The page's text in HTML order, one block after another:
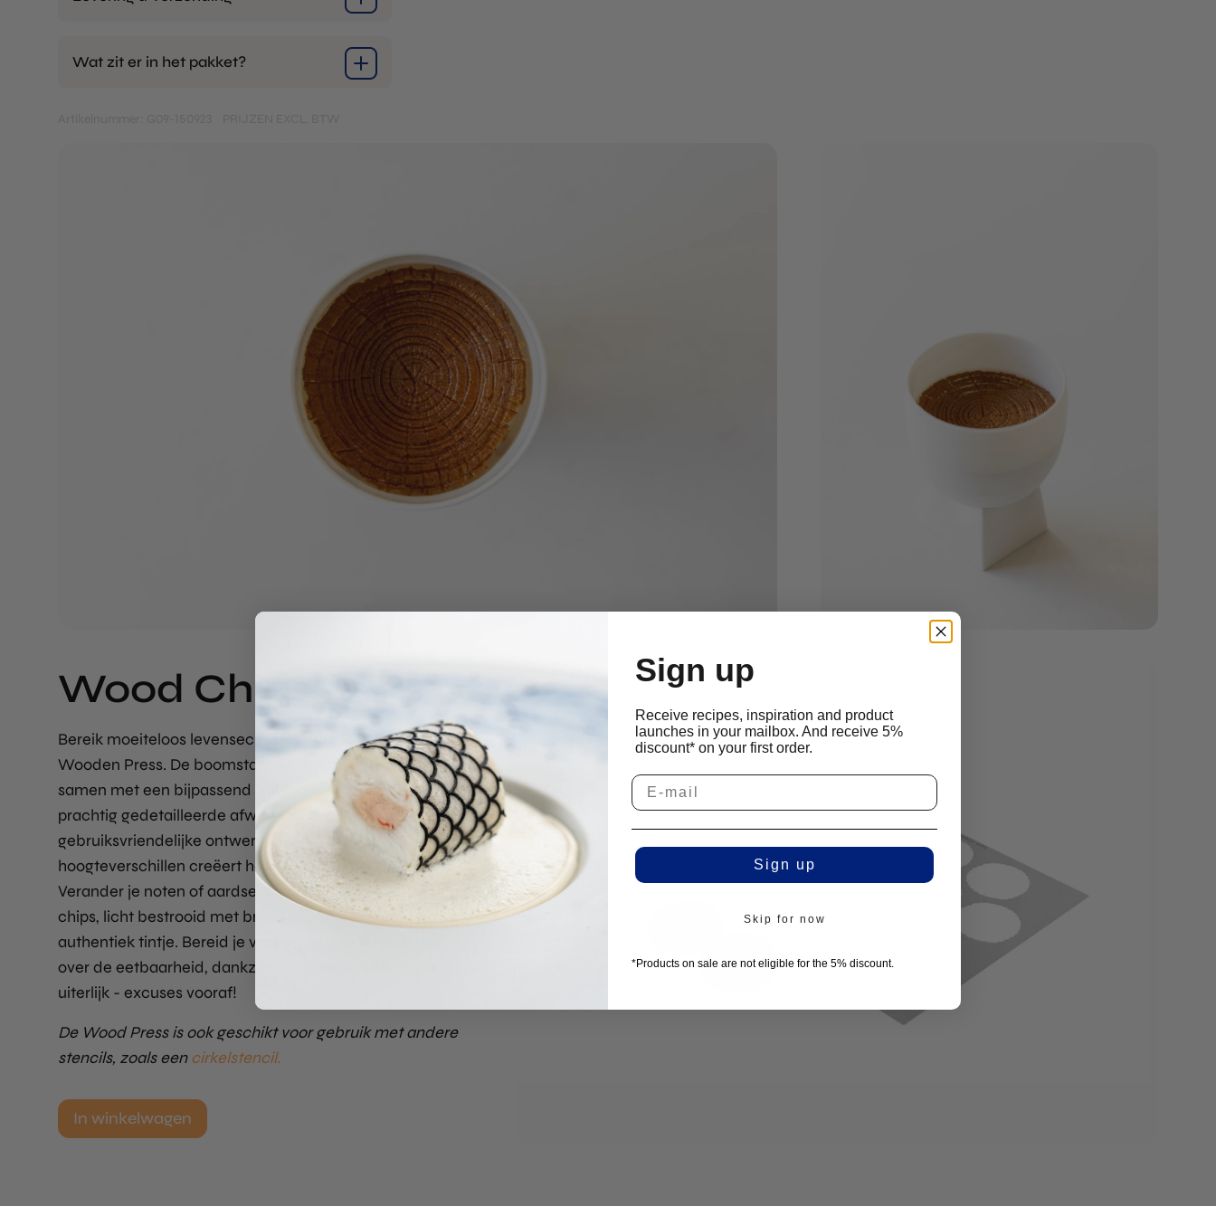
Wat zit er in het pakket?
Wood Chips!
Bereik moeiteloos levensechte houten chips met de
Wooden Press. De boomstamtextuur gaat naadloos
samen met een bijpassend sjabloon, wat resulteert in een
prachtig gedetailleerde afwerking. Ondanks het
gebruiksvriendelijke ontwerp met minimale
hoogteverschillen creëert het een uitmuntende textuur.
Verander je noten of aardse smaken in verrukkelijke
chips, licht bestrooid met brons of bruin voor een
authentiek tintje. Bereid je voor op vragen van gasten
over de eetbaarheid, dankzij het opmerkelijk realistische
uiterlijk - excuses vooraf!
De Wood Press is ook geschikt voor gebruik met andere
stencils, zoals eencirkelstencil.
In winkelwagen
Sign up
Receive recipes, inspiration and product
launches in your mailbox. And receive 5%
discount* on your first order.
Sign up
Skip for now
*Products on sale are not eligible for the 5% discount.